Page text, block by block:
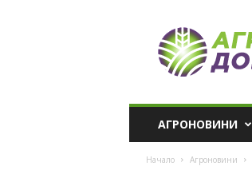
АГРОНОВИНИ
Начало Агроновини